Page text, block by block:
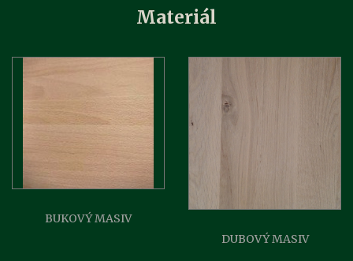
Materiál
BUKOVÝ MASIV
DUBOVÝ MASIV